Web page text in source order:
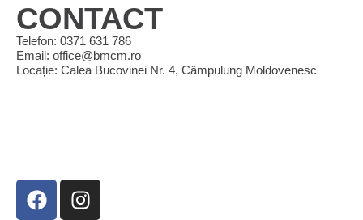
CONTACT
Telefon: 0371 631 786
Email: office@bmcm.ro
Locație: Calea Bucovinei Nr. 4, Câmpulung Moldovenesc